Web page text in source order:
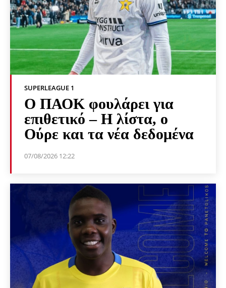
SUPERLEAGUE 1
Ο ΠΑΟΚ φουλάρει για
επιθετικό – Η λίστα, ο
Ούρε και τα νέα δεδομένα
07/08/2026 12:22